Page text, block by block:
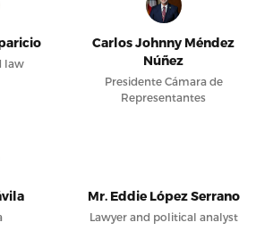
law
Carlos Johnny Méndez
Núñez
Presidente Cámara de
Representantes
Mr. Eddie López Serrano
Lawyer and political analyst